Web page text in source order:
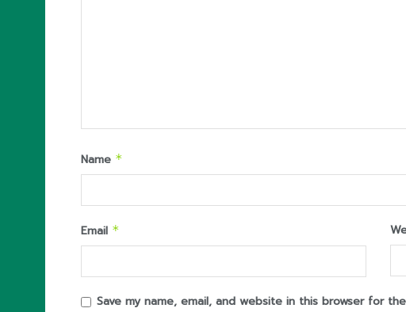
Name *
Email *
Save my name, email, and website in this browser for